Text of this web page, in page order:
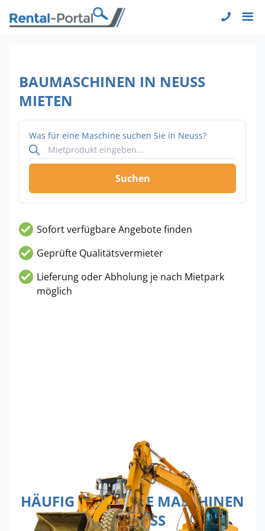
BAUMASCHINEN IN NEUSS
MIETEN
Was für eine Maschine suchen Sie in Neuss?
Suchen
Sofort verfügbare Angebote finden
Geprüfte Qualitätsvermieter
Lieferung oder Abholung je nach Mietpark
möglich
HÄUFIG GEMIETETE MASCHINEN
IN NEUSS